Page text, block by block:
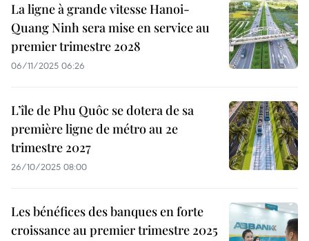
La ligne à grande vitesse Hanoi-
Quang Ninh sera mise en service au
premier trimestre 2028
06/11/2025 06:26
L’île de Phu Quôc se dotera de sa
première ligne de métro au 2e
trimestre 2027
26/10/2025 08:00
Les bénéfices des banques en forte
croissance au premier trimestre 2025